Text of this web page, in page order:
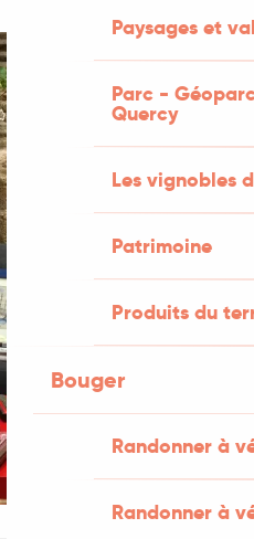
Paysages et
Parc -
Quercy
Les vignobles
Patrimoine
Produits du
Bouger
Randonner à
Randonner à